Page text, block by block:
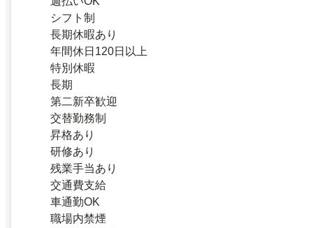
シフト制
長期休暇あり
年間休日120日以上
特別休暇
長期
第二新卒歓迎
交替勤務制
昇格あり
研修あり
残業手当あり
交通費支給
車通勤OK
職場内禁煙